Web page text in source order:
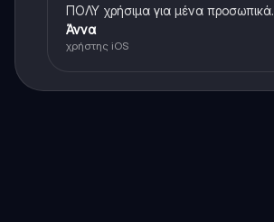
ΠΟΛΥ χρήσιμα για μένα προσωπικά.
Άννα
χρήστης iOS